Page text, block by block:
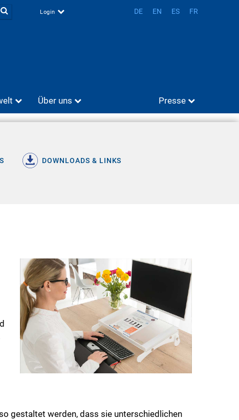
Login DE EN ES FR
Über uns Presse
DOWNLOADS & LINKS
gestaltet werden, dass sie unterschiedlichen